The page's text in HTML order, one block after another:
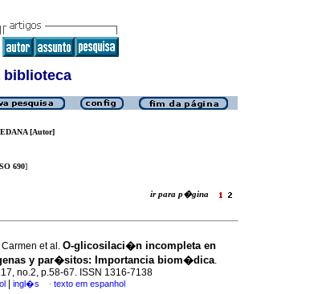
biblioteca
[Autor]
690]
ir para p�gina
et al. O-glicosilaci�n incompleta en
y par�sitos: Importancia biom�dica.
no.2, p.58-67. ISSN 1316-7138
ingl�s · texto em espanhol